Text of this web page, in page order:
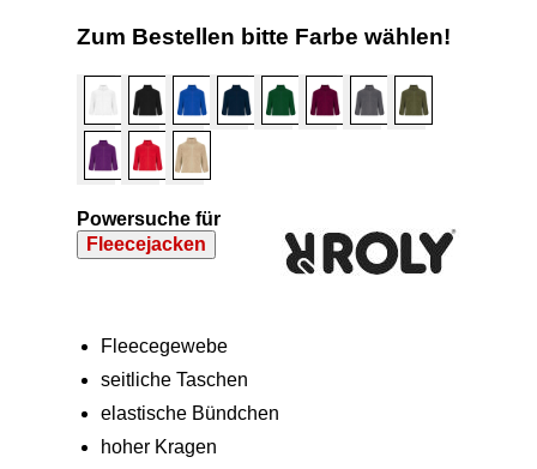
Zum Bestellen bitte Farbe wählen!
Powersuche für
Fleecejacken
Fleecegewebe
seitliche Taschen
elastische Bündchen
hoher Kragen